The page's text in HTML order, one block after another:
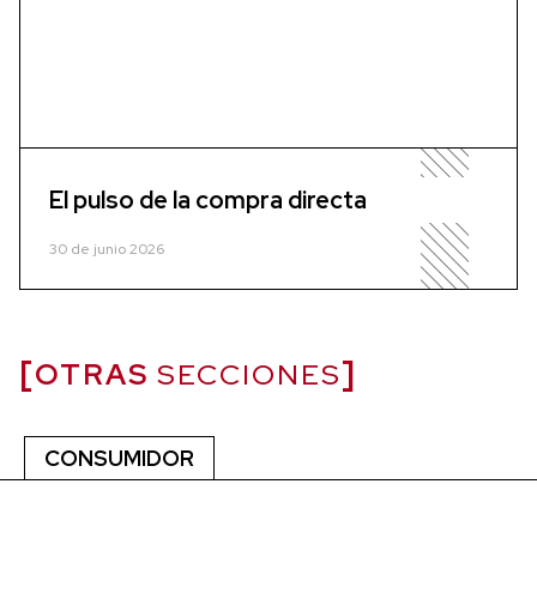
El pulso de la compra directa
30 de junio 2026
OTRAS SECCIONES
CONSUMIDOR